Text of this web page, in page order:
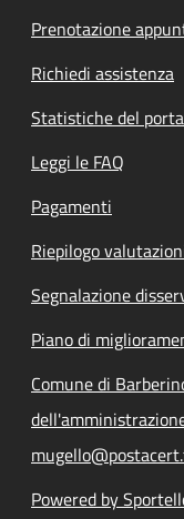
Prenotazione
Richiedi assistenza
Statistiche del
Leggi le FAQ
Pagamenti
Riepilogo
Segnalazione
Piano di
Comune di
Powered by